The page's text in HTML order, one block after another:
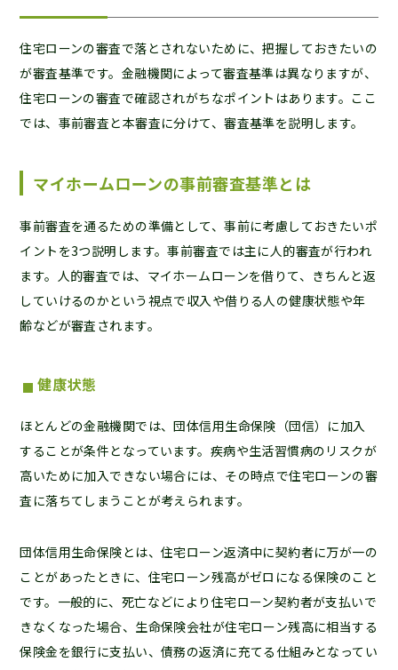
住宅ローンの審査で落とされないために、把握しておきたいの
が審査基準です。金融機関によって審査基準は異なりますが、
住宅ローンの審査で確認されがちなポイントはあります。ここ
では、事前審査と本審査に分けて、審査基準を説明します。
マイホームローンの事前審査基準とは
事前審査を通るための準備として、事前に考慮しておきたいポ
イントを3つ説明します。事前審査では主に人的審査が行われ
ます。人的審査では、マイホームローンを借りて、きちんと返
していけるのかという視点で収入や借りる人の健康状態や年
齢などが審査されます。
健康状態
ほとんどの金融機関では、団体信用生命保険（団信）に加入
することが条件となっています。疾病や生活習慣病のリスクが
高いために加入できない場合には、その時点で住宅ローンの審
査に落ちてしまうことが考えられます。
団体信用生命保険とは、住宅ローン返済中に契約者に万が一の
ことがあったときに、住宅ローン残高がゼロになる保険のこと
です。一般的に、死亡などにより住宅ローン契約者が支払いで
きなくなった場合、生命保険会社が住宅ローン残高に相当する
保険金を銀行に支払い、債務の返済に充てる仕組みとなってい